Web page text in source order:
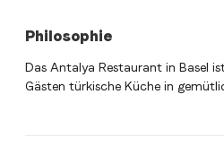
Philosophie
Das Antalya Restaurant in Basel
Gästen türkische Küche in